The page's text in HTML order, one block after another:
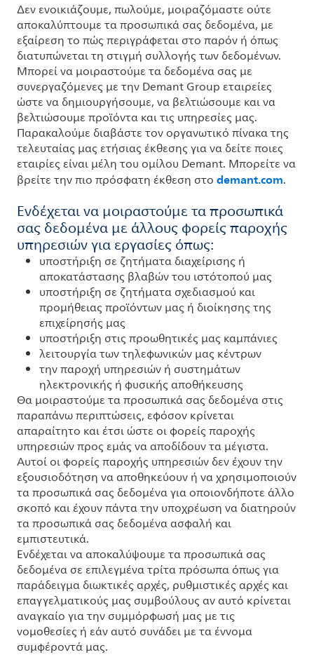
Δεν ενοικιάζουμε, πωλούμε, μοιραζόμαστε ούτε
αποκαλύπτουμε τα προσωπικά σας δεδομένα, με
εξαίρεση το πώς περιγράφεται στο παρόν ή όπως
διατυπώνεται τη στιγμή συλλογής των δεδομένων.
Μπορεί να μοιραστούμε τα δεδομένα σας με
συνεργαζόμενες με την Demant Group εταιρείες
ώστε να δημιουργήσουμε, να βελτιώσουμε και να
βελτιώσουμε προϊόντα και τις υπηρεσίες μας.
Παρακαλούμε διαβάστε τον οργανωτικό πίνακα της
τελευταίας μας ετήσιας έκθεσης για να δείτε ποιες
εταιρίες είναι μέλη του ομίλου Demant. Μπορείτε να
βρείτε την πιο πρόσφατη έκθεση στοdemant.com.
Ενδέχεται να μοιραστούμε τα προσωπικά
σας δεδομένα με άλλους φορείς παροχής
υπηρεσιών για εργασίες όπως:
υποστήριξη σε ζητήματα διαχείρισης ή
αποκατάστασης βλαβών του ιστότοπού μας
υποστήριξη σε ζητήματα σχεδιασμού και
προμήθειας προϊόντων μας ή διοίκησης της
επιχείρησής μας
υποστήριξη στις προωθητικές μας καμπάνιες
λειτουργία των τηλεφωνικών μας κέντρων
την παροχή υπηρεσιών ή συστημάτων
ηλεκτρονικής ή φυσικής αποθήκευσης
Θα μοιραστούμε τα προσωπικά σας δεδομένα στις
παραπάνω περιπτώσεις, εφόσον κρίνεται
απαραίτητο και έτσι ώστε οι φορείς παροχής
υπηρεσιών προς εμάς να αποδίδουν τα μέγιστα.
Αυτοί οι φορείς παροχής υπηρεσιών δεν έχουν την
εξουσιοδότηση να αποθηκεύουν ή να χρησιμοποιούν
τα προσωπικά σας δεδομένα για οποιονδήποτε άλλο
σκοπό και έχουν πάντα την υποχρέωση να διατηρούν
τα προσωπικά σας δεδομένα ασφαλή και
εμπιστευτικά.
Ενδέχεται να αποκαλύψουμε τα προσωπικά σας
δεδομένα σε επιλεγμένα τρίτα πρόσωπα όπως για
παράδειγμα διωκτικές αρχές, ρυθμιστικές αρχές και
επαγγελματικούς μας συμβούλους αν αυτό κρίνεται
αναγκαίο για την συμμόρφωσή μας με τις
νομοθεσίες ή εάν αυτό συνάδει με τα έννομα
συμφέροντά μας.